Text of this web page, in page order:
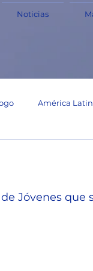
Noticias
América
Haití
Jóvenes que